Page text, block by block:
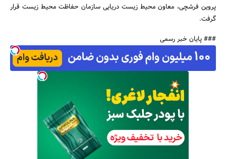
پروین فرشچی، معاون محیط زیست دریایی سازمان حفاظت محیط زیست قرار
گرفت.
### پایان خبر رسمی